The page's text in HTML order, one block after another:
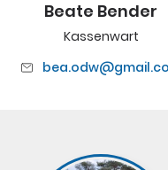
Beate Bender
Kassenwart